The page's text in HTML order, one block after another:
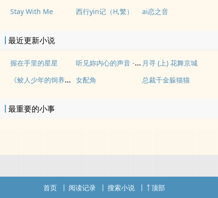
Stay With Me
西行yin记（H,繁） ai恋之音
最近更新小说
握在手里的星星 听见妳内心的声音 - 开啓梦想钥匙 (天籁梦想钥匙-修订版) 月寻 (上) 花舞京城
《鲛人少年的饲养日誌》 女配角 总裁千金躲猫猫
最重要的小事
首页 阅读记录 搜索小说 顶部